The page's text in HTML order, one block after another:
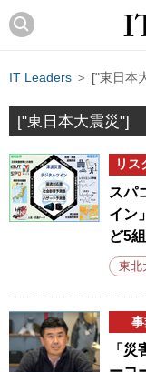
IT Leaders ＞ ["東日本
["東日本大震災"]
リス
スパ
イン
ど5
東北
「